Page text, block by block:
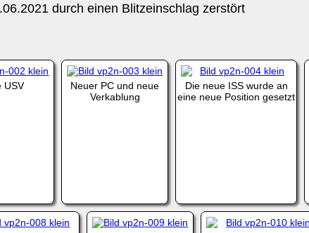
durch einen Blitzeinschlag zerstört
USV
Neuer PC und neue
Verkablung
Die neue ISS wurde an
eine neue Position gesetzt